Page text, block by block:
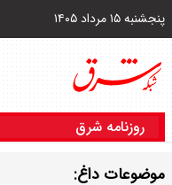
پنجشنبه ۱۵ مرداد ۱۴۰۵
روزنامه شرق
موضوعات داغ: